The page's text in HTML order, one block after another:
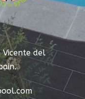
Vicente del